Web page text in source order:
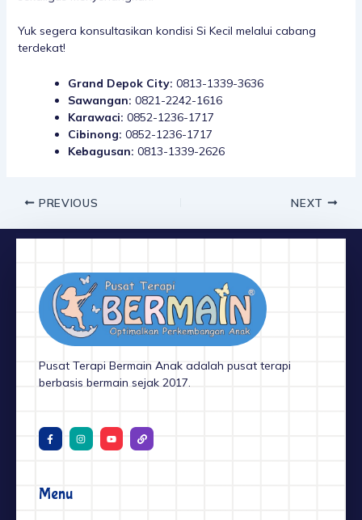
Yuk segera konsultasikan kondisi Si Kecil melalui cabang
terdekat!
Grand Depok City: 0813-1339-3636
Sawangan: 0821-2242-1616
Karawaci: 0852-1236-1717
Cibinong: 0852-1236-1717
Kebagusan: 0813-1339-2626
PREVIOUS NEXT
Pusat Terapi Bermain Anak adalah pusat terapi
berbasis bermain sejak 2017.
F
a
c
o
k
I
n
s
Y
o
u
L
i
n
Menu